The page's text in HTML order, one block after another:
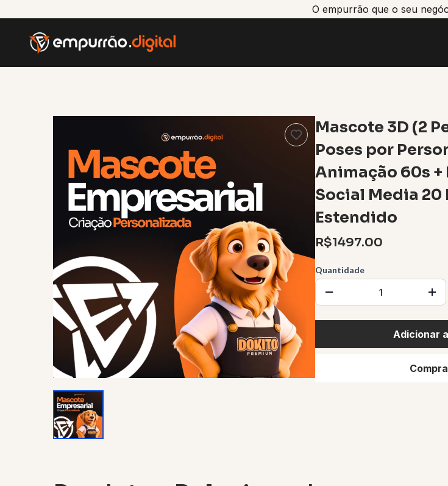
O empurrão que o seu
Mascote 3D (2
Poses por
Animação 60s +
Social Media 20
Estendido
R$1497.00
Quantidade
Adicionar